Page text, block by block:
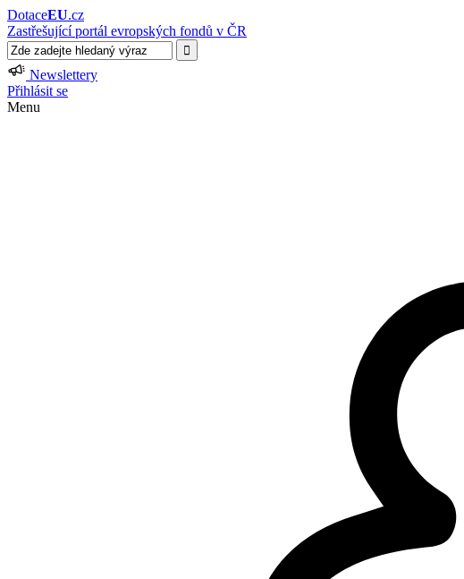
DotaceEU.cz
Zastřešující portál evropských fondů v ČR
Newslettery
Přihlásit se
Menu